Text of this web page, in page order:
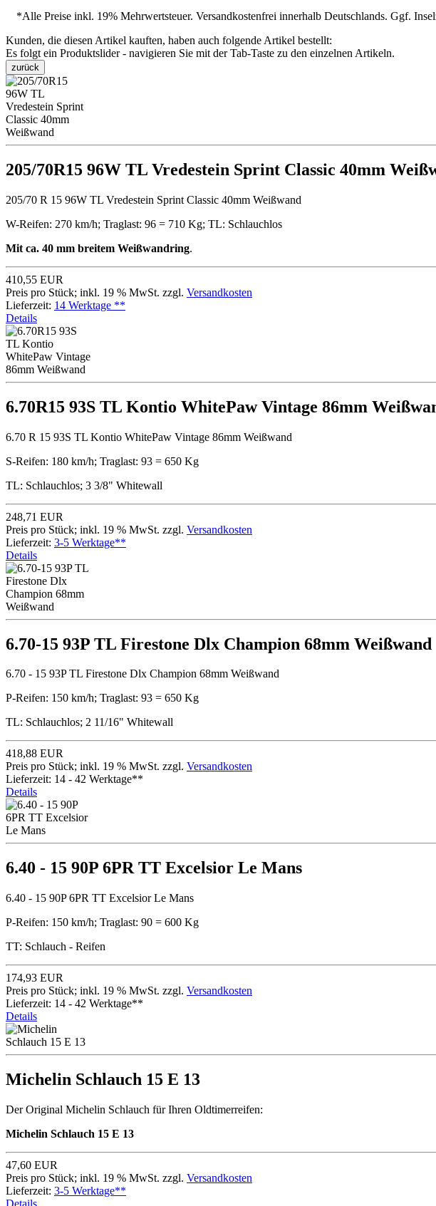
*Alle Preise inkl. 19% Mehrwertsteuer. Versandkostenfrei innerhalb Deutschlands. Ggf.
Kunden, die diesen Artikel kauften, haben auch folgende Artikel bestellt:
Es folgt ein Produktslider - navigieren Sie mit der Tab-Taste zu den einzelnen Artikeln.
zurück
205/70R15 96W TL Vredestein Sprint Classic 40mm
205/70 R 15 96W TL Vredestein Sprint Classic 40mm Weißwand
W-Reifen: 270 km/h; Traglast: 96 = 710 Kg; TL: Schlauchlos
Mit ca. 40 mm breitem Weißwandring.
410,55 EUR
Preis pro Stück; inkl. 19 % MwSt. zzgl. Versandkosten
Lieferzeit: 14 Werktage **
Details
6.70R15 93S TL Kontio WhitePaw Vintage 86mm
6.70 R 15 93S TL Kontio WhitePaw Vintage 86mm Weißwand
S-Reifen: 180 km/h; Traglast: 93 = 650 Kg
TL: Schlauchlos; 3 3/8" Whitewall
248,71 EUR
Preis pro Stück; inkl. 19 % MwSt. zzgl. Versandkosten
Lieferzeit: 3-5 Werktage**
Details
6.70-15 93P TL Firestone Dlx Champion 68mm Weißwand
6.70 - 15 93P TL Firestone Dlx Champion 68mm Weißwand
P-Reifen: 150 km/h; Traglast: 93 = 650 Kg
TL: Schlauchlos; 2 11/16" Whitewall
418,88 EUR
Preis pro Stück; inkl. 19 % MwSt. zzgl. Versandkosten
Lieferzeit: 14 - 42 Werktage**
Details
6.40 - 15 90P 6PR TT Excelsior Le Mans
6.40 - 15 90P 6PR TT Excelsior Le Mans
P-Reifen: 150 km/h; Traglast: 90 = 600 Kg
TT: Schlauch - Reifen
174,93 EUR
Preis pro Stück; inkl. 19 % MwSt. zzgl. Versandkosten
Lieferzeit: 14 - 42 Werktage**
Details
Michelin Schlauch 15 E 13
Der Original Michelin Schlauch für Ihren Oldtimerreifen:
Michelin Schlauch 15 E 13
47,60 EUR
Preis pro Stück; inkl. 19 % MwSt. zzgl. Versandkosten
Lieferzeit: 3-5 Werktage**
Details